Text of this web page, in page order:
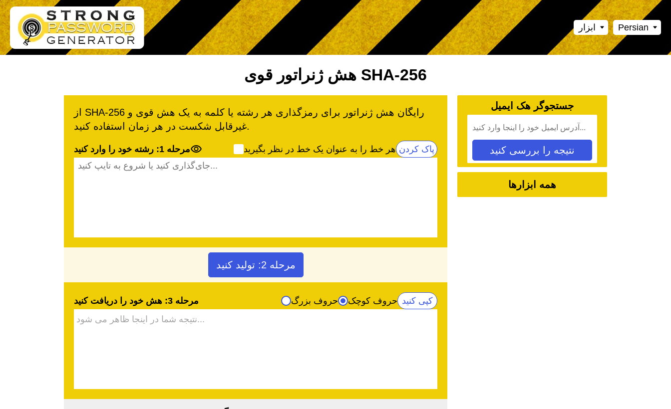
ابزار Persian
هش ژنراتور قوی SHA-256
از SHA-256 رایگان هش ژنراتور برای رمزگذاری هر رشته یا کلمه به یک هش قوی و
غیرقابل شکست در هر زمان استفاده کنید.
مرحله 1: رشته خود را وارد کنید هر خط را به عنوان یک خط در نظر بگیرید پاک کردن
مرحله 2: تولید کنید
مرحله 3: هش خود را دریافت کنید حروف بزرگ حروف کوچک کپی کنید
جستجوگر هک ایمیل
نتیجه را بررسی کنید
همه ابزارها